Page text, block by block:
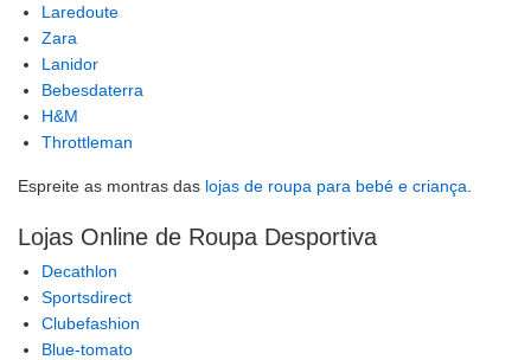
Laredoute
Zara
Lanidor
Bebesdaterra
H&M
Throttleman
Espreite as montras das lojas de roupa para bebé e criança
Lojas Online de Roupa Desportiva
Decathlon
Sportsdirect
Clubefashion
Blue-tomato